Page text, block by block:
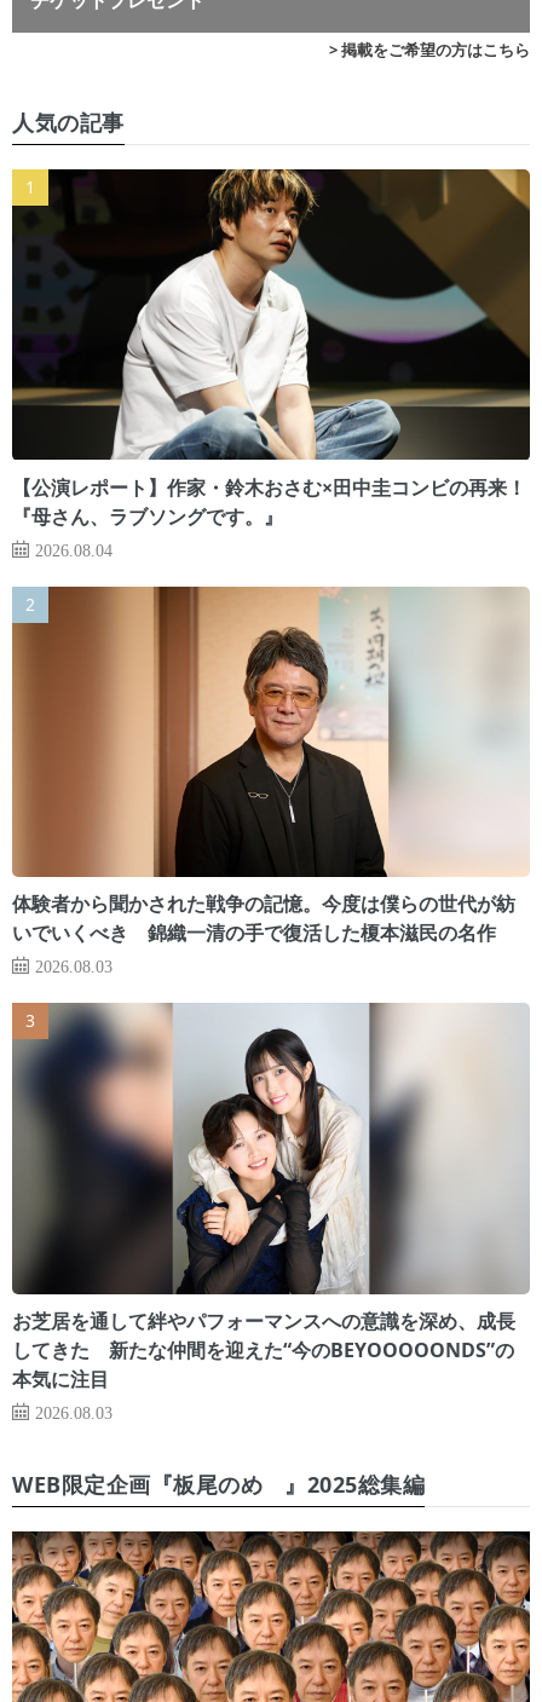
> 掲載をご希望の方はこちら
人気の記事
【公演レポート】作家・鈴木おさむ×田中圭コンビの再来！
『母さん、ラブソングです。』
2026.08.04
体験者から聞かされた戦争の記憶。今度は僕らの世代が紡
いでいくべき 錦織一清の手で復活した榎本滋民の名作
2026.08.03
お芝居を通して絆やパフォーマンスへの意識を深め、成長
してきた 新たな仲間を迎えた“今のBEYOOOOONDS”の
本気に注目
2026.08.03
WEB限定企画『板尾のめ゙』2025総集編